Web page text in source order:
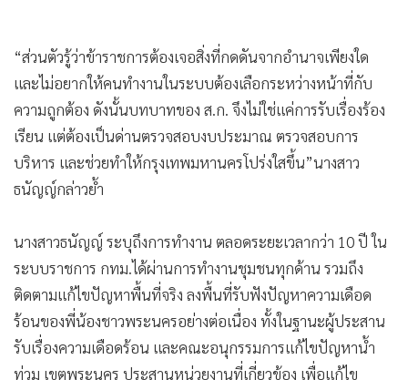
“ส่วนตัวรู้ว่าข้าราชการต้องเจอสิ่งที่กดดันจากอำนาจเพียงใด
และไม่อยากให้คนทำงานในระบบต้องเลือกระหว่างหน้าที่กับ
ความถูกต้อง ดังนั้นบทบาทของ ส.ก. จึงไม่ใช่แค่การรับเรื่องร้อง
เรียน แต่ต้องเป็นด่านตรวจสอบงบประมาณ ตรวจสอบการ
บริหาร และช่วยทำให้กรุงเทพมหานครโปร่งใสขึ้น”นางสาว
ธนัญญ์กล่าวย้ำ
นางสาวธนัญญ์ ระบุถึงการทำงาน ตลอดระยะเวลากว่า 10 ปี ใน
ระบบราชการ กทม.ได้ผ่านการทำงานชุมชนทุกด้าน รวมถึง
ติดตามแก้ไขปัญหาพื้นที่จริง ลงพื้นที่รับฟังปัญหาความเดือด
ร้อนของพี่น้องชาวพระนครอย่างต่อเนื่อง ทั้งในฐานะผู้ประสาน
รับเรื่องความเดือดร้อน และคณะอนุกรรมการแก้ไขปัญหาน้ำ
ท่วม เขตพระนคร ประสานหน่วยงานที่เกี่ยวข้อง เพื่อแก้ไข